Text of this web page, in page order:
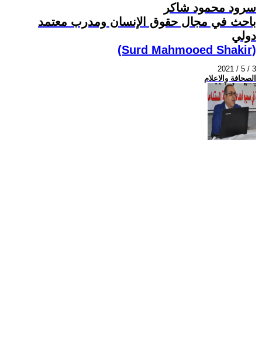
سرود محمود شاكر
باحث في مجال حقوق الإنسان ومدرب معتمد
دولي
(Surd Mahmooed Shakir)
2021 / 5 / 3
الصحافة والاعلام